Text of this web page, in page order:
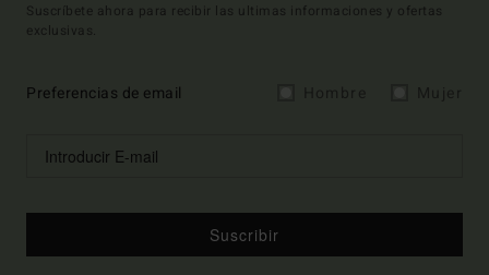
Suscríbete ahora para recibir las ultimas informaciones y ofertas
exclusivas.
Preferencias de email
Suscribir